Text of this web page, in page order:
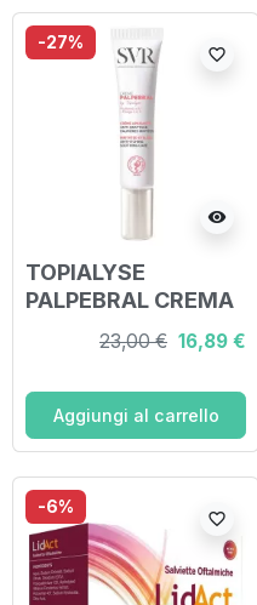
-27%
visibility
favorite_border
TOPIALYSE
PALPEBRAL CREMA
23,00 € 16,89 €
Aggiungi al carrello
-6%
favorite_border